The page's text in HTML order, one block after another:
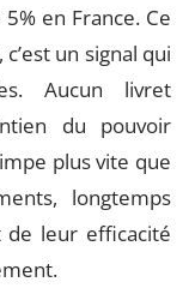
en France. Ce
un signal qui
Aucun livret
du pouvoir
plus vite que
longtemps
de leur efficacité